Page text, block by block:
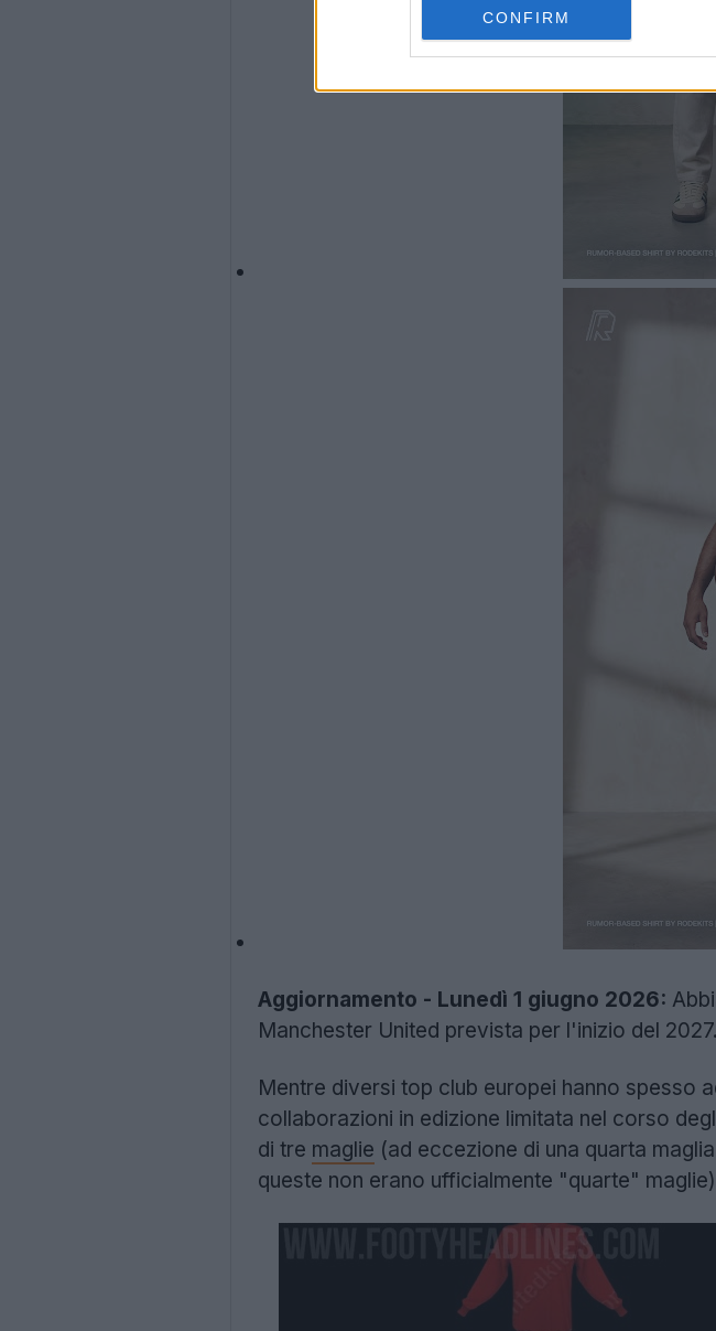
CONFIRM
Aggiornamento - Lunedì 1 giugno 2026:
Manchester United prevista per l'inizio del 2027.
Mentre diversi top club europei hanno spesso
collaborazioni in edizione limitata nel corso
di tre maglie (ad eccezione di una quarta
queste non erano ufficialmente "quarte"